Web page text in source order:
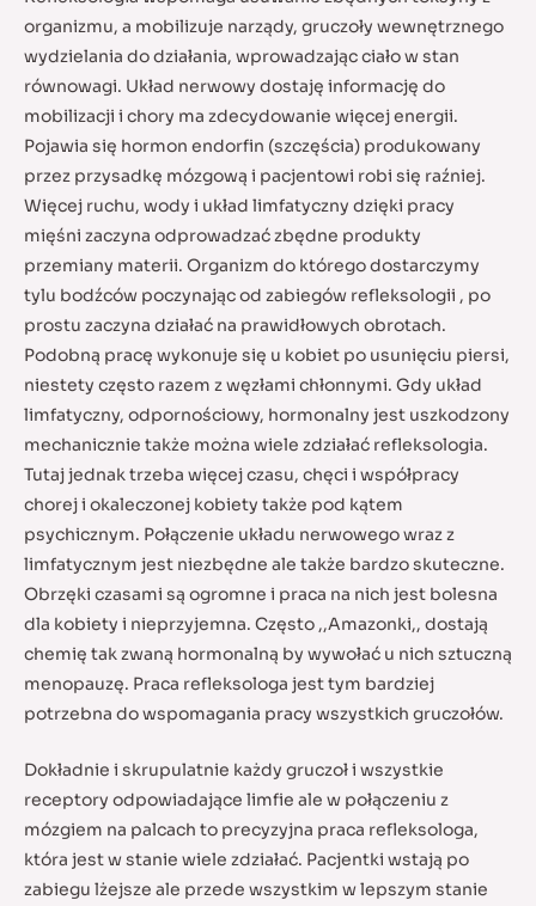
organizmu, a mobilizuje narządy, gruczoły wewnętrznego
wydzielania do działania, wprowadzając ciało w stan
równowagi. Układ nerwowy dostaję informację do
mobilizacji i chory ma zdecydowanie więcej energii.
Pojawia się hormon endorfin (szczęścia) produkowany
przez przysadkę mózgową i pacjentowi robi się raźniej.
Więcej ruchu, wody i układ limfatyczny dzięki pracy
mięśni zaczyna odprowadzać zbędne produkty
przemiany materii. Organizm do którego dostarczymy
tylu bodźców poczynając od zabiegów refleksologii , po
prostu zaczyna działać na prawidłowych obrotach.
Podobną pracę wykonuje się u kobiet po usunięciu piersi,
niestety często razem z węzłami chłonnymi. Gdy układ
limfatyczny, odpornościowy, hormonalny jest uszkodzony
mechanicznie także można wiele zdziałać refleksologia.
Tutaj jednak trzeba więcej czasu, chęci i współpracy
chorej i okaleczonej kobiety także pod kątem
psychicznym. Połączenie układu nerwowego wraz z
limfatycznym jest niezbędne ale także bardzo skuteczne.
Obrzęki czasami są ogromne i praca na nich jest bolesna
dla kobiety i nieprzyjemna. Często ,,Amazonki,, dostają
chemię tak zwaną hormonalną by wywołać u nich sztuczną
menopauzę. Praca refleksologa jest tym bardziej
potrzebna do wspomagania pracy wszystkich gruczołów.
Dokładnie i skrupulatnie każdy gruczoł i wszystkie
receptory odpowiadające limfie ale w połączeniu z
mózgiem na palcach to precyzyjna praca refleksologa,
która jest w stanie wiele zdziałać. Pacjentki wstają po
zabiegu lżejsze ale przede wszystkim w lepszym stanie